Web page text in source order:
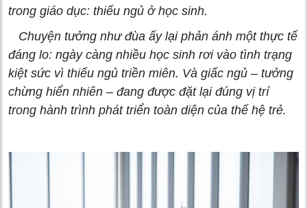
trong giáo dục: thiếu ngủ ở học sinh.
Chuyện tưởng như đùa ấy lại phản ánh một thực tế
đáng lo: ngày càng nhiều học sinh rơi vào tình trạng
kiệt sức vì thiếu ngủ triền miên. Và giấc ngủ – tưởng
chừng hiển nhiên – đang được đặt lại đúng vị trí
trong hành trình phát triển toàn diện của thế hệ trẻ.